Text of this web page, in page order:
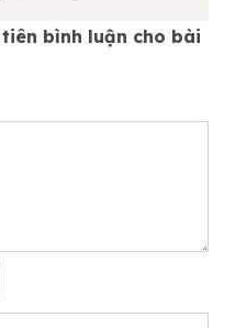
bình luận cho bài